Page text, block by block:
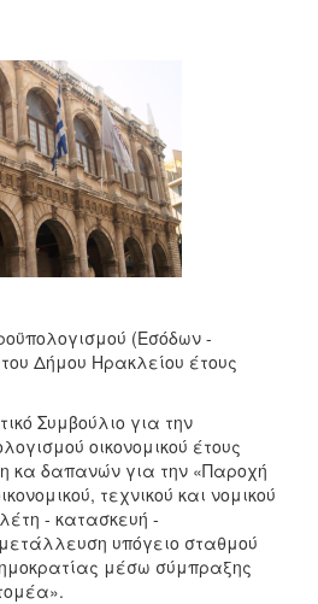
(Εσόδων -
Δήμου Ηρακλείου έτους
Συμβούλιο για την
οικονομικού έτους
κα δαπανών για την «Παροχή
τεχνικού και νομικού
- κατασκευή -
υπόγειο σταθμού
μέσω σύμπραξης